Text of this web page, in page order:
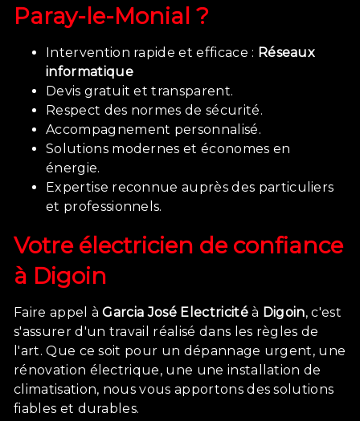
Paray-le-Monial ?
Intervention rapide et efficace : Réseaux
informatique
Devis gratuit et transparent.
Respect des normes de sécurité.
Accompagnement personnalisé.
Solutions modernes et économes en
énergie.
Expertise reconnue auprès des particuliers
et professionnels.
Votre électricien de confiance
à Digoin
Faire appel àGarcia José Electricitéà Digoin, c'est
s'assurer d'un travail réalisé dans les règles de
l'art. Que ce soit pour un dépannage urgent, une
rénovation électrique, une une installation de
climatisation, nous vous apportons des solutions
fiables et durables.